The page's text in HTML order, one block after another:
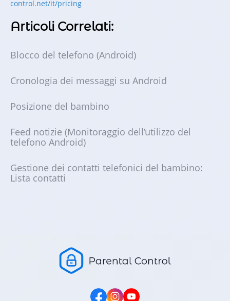
control.net/it/pricing
Articoli Correlati:
Blocco del telefono (Android)
Cronologia dei messaggi su Android
Posizione del bambino
Feed notizie (Monitoraggio dell’utilizzo del
telefono Android)
Gestione dei contatti telefonici del bambino:
Lista contatti